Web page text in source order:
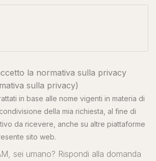
la normativa sulla privacy
sulla privacy)
in base alle nome vigenti in materia di
della mia richiesta, al fine di
da ricevere, anche su altre piattaforme
sito web.
sei umano? Rispondi alla domanda